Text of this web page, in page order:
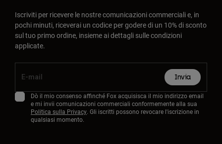
Iscriviti per ricevere le nostre comunicazioni commerciali e, in
pochi minuti, riceverai un codice per godere di un 10% di sconto
sul tuo primo ordine, insieme ai dettagli sulle condizioni
applicate.
Invia
Dò il mio consenso affinché Fox acquisisca il mio indirizzo email
e mi invii comunicazioni commerciali conformemente alla sua
Politica sulla Privacy. Gli iscritti possono revocare l'iscrizione in
qualsiasi momento.